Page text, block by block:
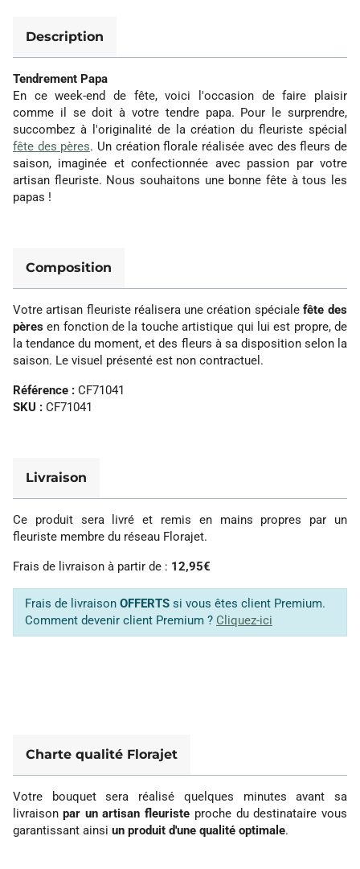
Description
Tendrement Papa
En ce week-end de fête, voici l'occasion de faire plaisir
comme il se doit à votre tendre papa. Pour le surprendre,
succombez à l'originalité de la création du fleuriste spécial
fête des pères. Un création florale réalisée avec des fleurs de
saison, imaginée et confectionnée avec passion par votre
artisan fleuriste. Nous souhaitons une bonne fête à tous les
papas !
Composition
Votre artisan fleuriste réalisera une création spéciale fête des
pères en fonction de la touche artistique qui lui est propre, de
la tendance du moment, et des fleurs à sa disposition selon la
saison. Le visuel présenté est non contractuel.
Référence : CF71041
SKU : CF71041
Livraison
Ce produit sera livré et remis en mains propres par un
fleuriste membre du réseau Florajet.
Frais de livraison à partir de : 12,95€
Frais de livraison OFFERTS si vous êtes client Premium.
Comment devenir client Premium ? Cliquez-ici
Charte qualité Florajet
Votre bouquet sera réalisé quelques minutes avant sa
livraison par un artisan fleuriste proche du destinataire vous
garantissant ainsi un produit d'une qualité optimale.